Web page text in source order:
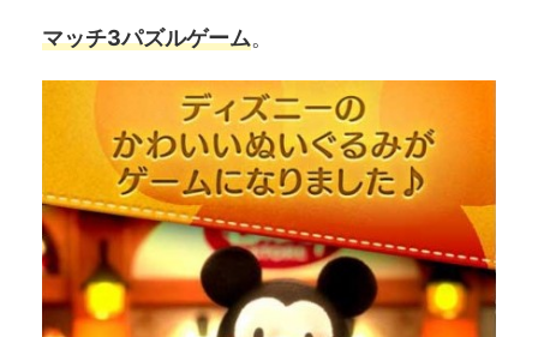
マッチ3パズルゲーム。